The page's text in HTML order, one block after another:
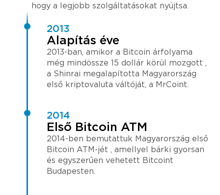
hogy a legjobb szolgáltatásokat nyújtsa.
2013
Alapítás éve
2013-ban, amikor a Bitcoin árfolyama
még mindössze 15 dollár körül mozgott ,
a Shinrai megalapította Magyarország
első kriptovaluta váltóját, a MrCoint.
2014
Első Bitcoin ATM
2014-ben bemutattuk Magyarország első
Bitcoin ATM-jét , amellyel bárki gyorsan
és egyszerűen vehetett Bitcoint
Budapesten.